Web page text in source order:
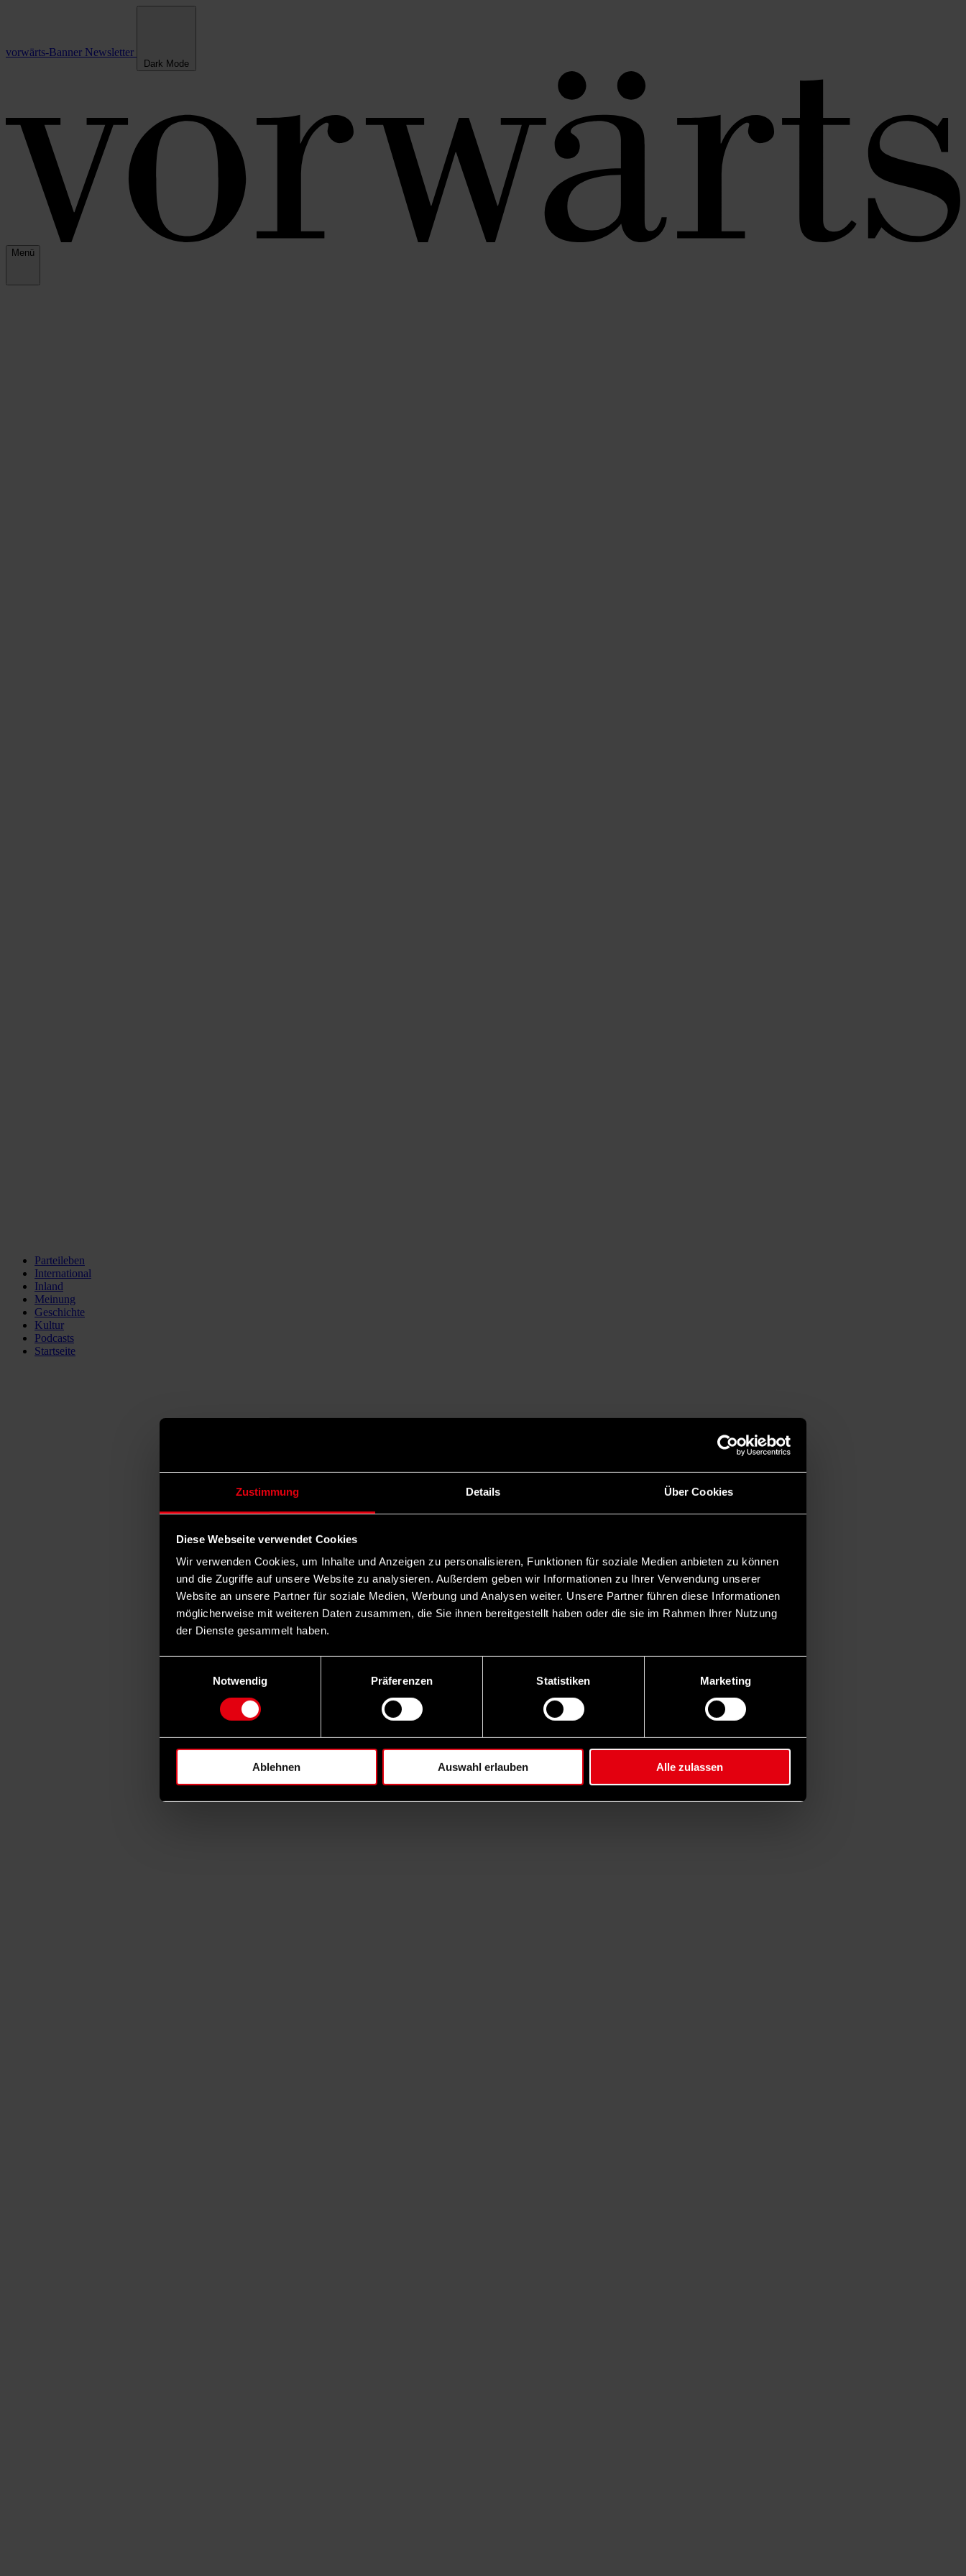
Zustimmung Details Über Cookies
Diese Webseite verwendet Cookies
Wir verwenden Cookies, um Inhalte und Anzeigen zu personalisieren, Funktionen für soziale Medien anbieten zu können
und die Zugriffe auf unsere Website zu analysieren. Außerdem geben wir Informationen zu Ihrer Verwendung unserer
Website an unsere Partner für soziale Medien, Werbung und Analysen weiter. Unsere Partner führen diese Informationen
möglicherweise mit weiteren Daten zusammen, die Sie ihnen bereitgestellt haben oder die sie im Rahmen Ihrer Nutzung
der Dienste gesammelt haben.
Notwendig
Präferenzen Statistiken Marketing
Ablehnen Auswahl erlauben Alle zulassen
vorwärts-Banner Newsletter
Dark Mode
Menü
Parteileben
International
Inland
Meinung
Geschichte
Kultur
Podcasts
Startseite